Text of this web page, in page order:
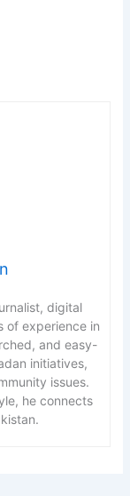
digital
of experience in
and easy-
initiatives,
issues.
he connects